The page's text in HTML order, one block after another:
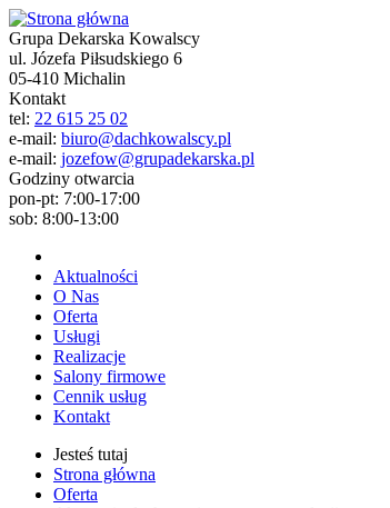
Grupa Dekarska Kowalscy
ul. Józefa Piłsudskiego 6
05-410 Michalin
Kontakt
tel: 22 615 25 02
e-mail: biuro@dachkowalscy.pl
e-mail: jozefow@grupadekarska.pl
Godziny otwarcia
pon-pt: 7:00-17:00
sob: 8:00-13:00
Aktualności
O Nas
Oferta
Usługi
Realizacje
Salony firmowe
Cennik usług
Kontakt
Jesteś tutaj
Strona główna
Oferta